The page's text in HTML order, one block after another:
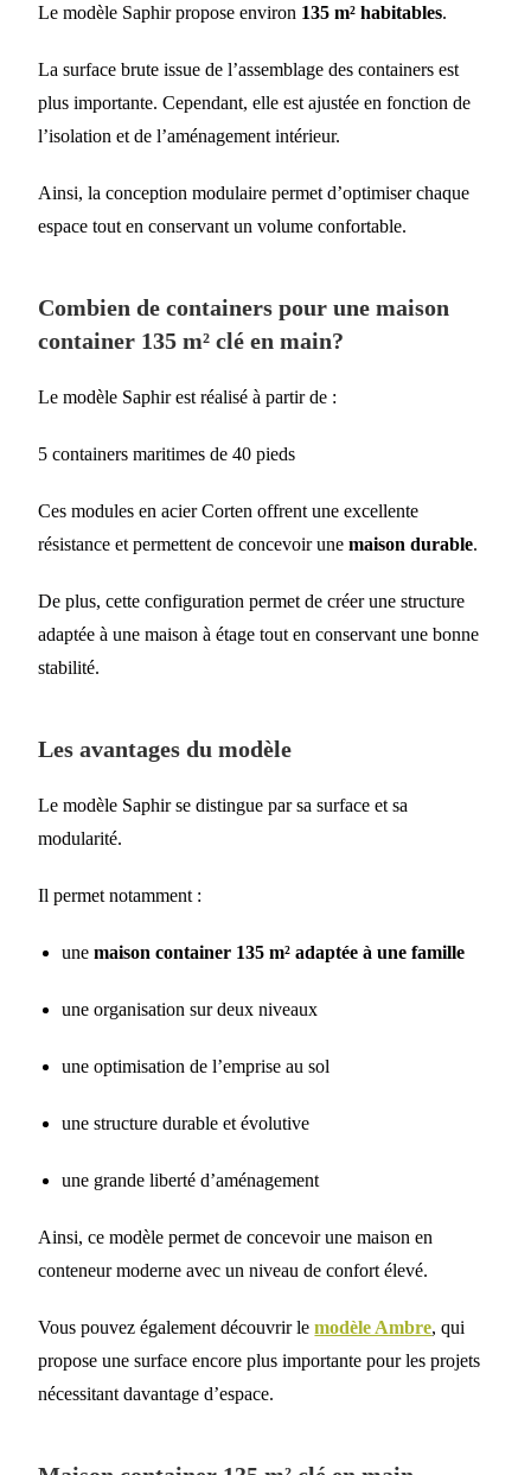
Le modèle Saphir propose environ 135 m² habitables.
La surface brute issue de l’assemblage des containers est
plus importante. Cependant, elle est ajustée en fonction de
l’isolation et de l’aménagement intérieur.
Ainsi, la conception modulaire permet d’optimiser chaque
espace tout en conservant un volume confortable.
Combien de containers pour une maison
container 135 m² clé en main?
Le modèle Saphir est réalisé à partir de :
5 containers maritimes de 40 pieds
Ces modules en acier Corten offrent une excellente
résistance et permettent de concevoir unemaison durable.
De plus, cette configuration permet de créer une structure
adaptée à une maison à étage tout en conservant une bonne
stabilité.
Les avantages du modèle
Le modèle Saphir se distingue par sa surface et sa
modularité.
Il permet notamment :
unemaison container 135 m² adaptée à une famille
une organisation sur deux niveaux
une optimisation de l’emprise au sol
une structure durable et évolutive
une grande liberté d’aménagement
Ainsi, ce modèle permet de concevoir une maison en
conteneur moderne avec un niveau de confort élevé.
Vous pouvez également découvrir lemodèle Ambre, qui
propose une surface encore plus importante pour les projets
nécessitant davantage d’espace.